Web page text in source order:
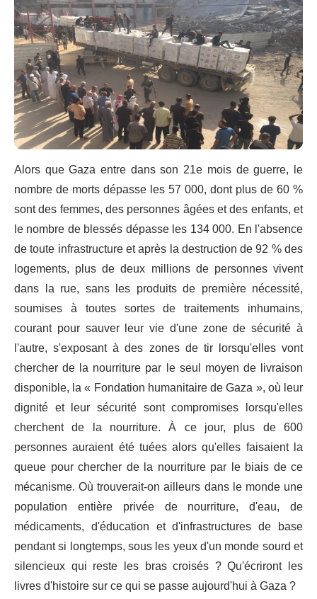
Alors que Gaza entre dans son 21e mois de guerre, le
nombre de morts dépasse les 57 000, dont plus de 60 %
sont des femmes, des personnes âgées et des enfants, et
le nombre de blessés dépasse les 134 000. En l'absence
de toute infrastructure et après la destruction de 92 % des
logements, plus de deux millions de personnes vivent
dans la rue, sans les produits de première nécessité,
soumises à toutes sortes de traitements inhumains,
courant pour sauver leur vie d'une zone de sécurité à
l'autre, s'exposant à des zones de tir lorsqu'elles vont
chercher de la nourriture par le seul moyen de livraison
disponible, la « Fondation humanitaire de Gaza », où leur
dignité et leur sécurité sont compromises lorsqu'elles
cherchent de la nourriture. À ce jour, plus de 600
personnes auraient été tuées alors qu'elles faisaient la
queue pour chercher de la nourriture par le biais de ce
mécanisme. Où trouverait-on ailleurs dans le monde une
population entière privée de nourriture, d'eau, de
médicaments, d'éducation et d'infrastructures de base
pendant si longtemps, sous les yeux d'un monde sourd et
silencieux qui reste les bras croisés ? Qu'écriront les
livres d'histoire sur ce qui se passe aujourd'hui à Gaza ?